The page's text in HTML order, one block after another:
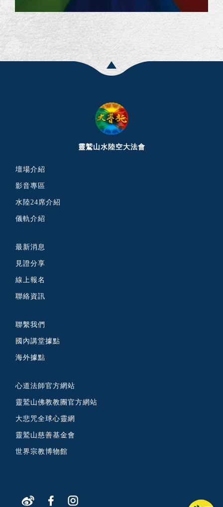
靈鷲山水陸空大法會
壇場介紹
影音專區
水陸24席介紹
儀軌介紹
最新消息
見證分享
線上報名
聯絡資訊
聯繫我們
國內講堂據點
海外據點
心道法師官方網站
靈鷲山佛教教團官方網站
大悲咒全球心靈網
靈鷲山慈善基金會
世界宗教博物館